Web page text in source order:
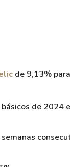
de 9,13% para
de 2024